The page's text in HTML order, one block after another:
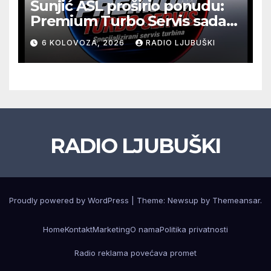
Šunjić ASL proširio ponudu:
Premium Turbo Servis sada
na jednoj adresi u Ljubuškom
6 KOLOVOZA, 2026 RADIO LJUBUŠKI
RADIO LJUBUŠKI
Proudly powered by WordPress Theme: Newsup by Themeansar.
HomeKontaktMarketingO namaPolitika privatnosti
Radio reklama povećava promet